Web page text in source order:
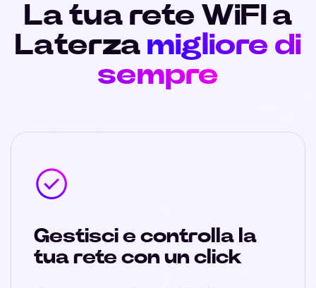
La tua rete WiFI a
Laterza migliore di
sempre
Gestisci e controlla la
tua rete con un click